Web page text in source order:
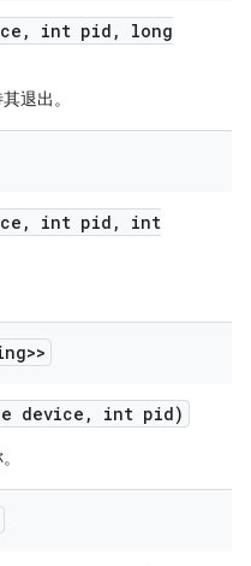
, int pid ,
long
退出。
, int pid ,
int
device , int pid)